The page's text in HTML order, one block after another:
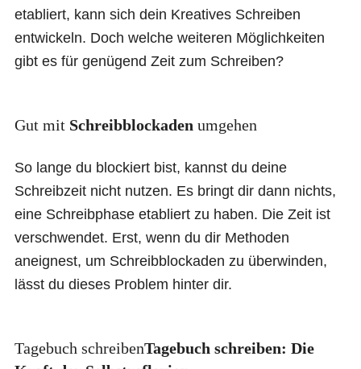
etabliert, kann sich dein Kreatives Schreiben
entwickeln. Doch welche weiteren Möglichkeiten
gibt es für genügend Zeit zum Schreiben?
Gut mit Schreibblockaden umgehen
So lange du blockiert bist, kannst du deine
Schreibzeit nicht nutzen. Es bringt dir dann nichts,
eine Schreibphase etabliert zu haben. Die Zeit ist
verschwendet. Erst, wenn du dir Methoden
aneignest, um Schreibblockaden zu überwinden,
lässt du dieses Problem hinter dir.
Tagebuch schreibenTagebuch schreiben: Die